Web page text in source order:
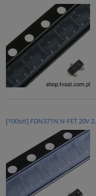
[100szt] FDN371N N-FET 20V